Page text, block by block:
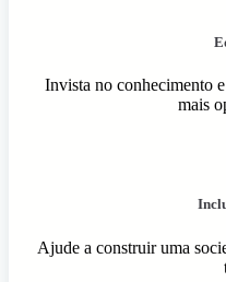
Invista no conhecimento
mais
Ajude a construir uma